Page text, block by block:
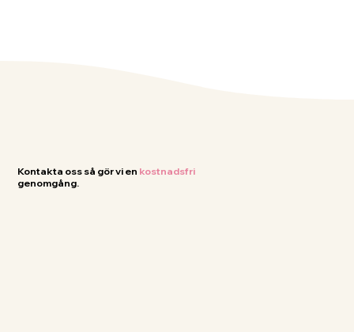
Kontakta oss så gör vi en kostnadsfri
genomgång.